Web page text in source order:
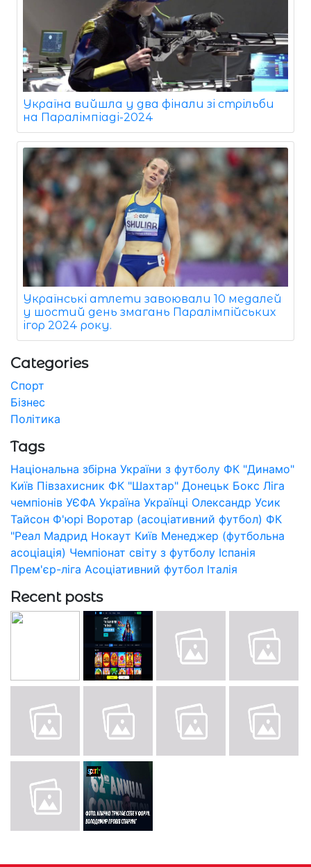
Україна вийшла у два фінали зі стрільби
на Паралімпіаді-2024
Українські атлети завоювали 10 медалей
у шостий день змагань Паралімпійських
ігор 2024 року.
Categories
Спорт
Бізнес
Політика
Tags
Національна збірна України з футболу ФК "Динамо"
Київ Півзахисник ФК "Шахтар" Донецьк Бокс Ліга
чемпіонів УЄФА Україна Українці Олександр Усик
Тайсон Ф'юрі Воротар (асоціативний футбол) ФК
"Реал Мадрид Нокаут Київ Менеджер (футбольна
асоціація) Чемпіонат світу з футболу Іспанія
Прем'єр-ліга Асоціативний футбол Італія
Recent posts